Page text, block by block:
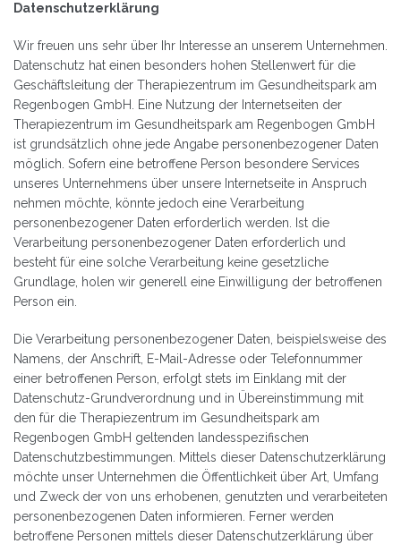
Datenschutzerklärung
Wir freuen uns sehr über Ihr Interesse an unserem Unternehmen.
Datenschutz hat einen besonders hohen Stellenwert für die
Geschäftsleitung der Therapiezentrum im Gesundheitspark am
Regenbogen GmbH. Eine Nutzung der Internetseiten der
Therapiezentrum im Gesundheitspark am Regenbogen GmbH
ist grundsätzlich ohne jede Angabe personenbezogener Daten
möglich. Sofern eine betroffene Person besondere Services
unseres Unternehmens über unsere Internetseite in Anspruch
nehmen möchte, könnte jedoch eine Verarbeitung
personenbezogener Daten erforderlich werden. Ist die
Verarbeitung personenbezogener Daten erforderlich und
besteht für eine solche Verarbeitung keine gesetzliche
Grundlage, holen wir generell eine Einwilligung der betroffenen
Person ein.
Die Verarbeitung personenbezogener Daten, beispielsweise des
Namens, der Anschrift, E-Mail-Adresse oder Telefonnummer
einer betroffenen Person, erfolgt stets im Einklang mit der
Datenschutz-Grundverordnung und in Übereinstimmung mit
den für die Therapiezentrum im Gesundheitspark am
Regenbogen GmbH geltenden landesspezifischen
Datenschutzbestimmungen. Mittels dieser Datenschutzerklärung
möchte unser Unternehmen die Öffentlichkeit über Art, Umfang
und Zweck der von uns erhobenen, genutzten und verarbeiteten
personenbezogenen Daten informieren. Ferner werden
betroffene Personen mittels dieser Datenschutzerklärung über